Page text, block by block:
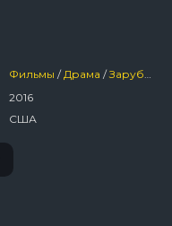
Фильмы /Драма /Зарубежный
2016
США